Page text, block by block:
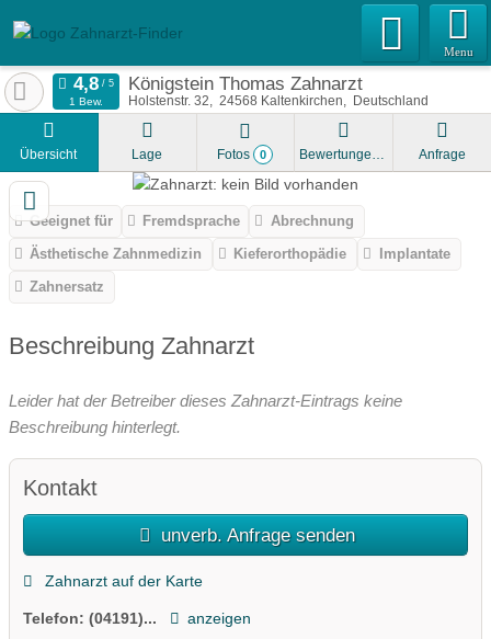
Menu
Königstein Thomas Zahnarzt
Holstenstr. 32 24568 Kaltenkirchen Deutschland
1 Bew.
Übersicht Lage Fotos 0 Bewertungen Anfrage
Geeignet für Fremdsprache
Abrechnung
Ästhetische Zahnmedizin
Kieferorthopädie
Implantate
Zahnersatz
Beschreibung Zahnarzt
Leider hat der Betreiber dieses Zahnarzt-Eintrags keine
Beschreibung hinterlegt.
Kontakt
unverb. Anfrage senden
Zahnarzt auf der Karte
Telefon: (04191)... anzeigen